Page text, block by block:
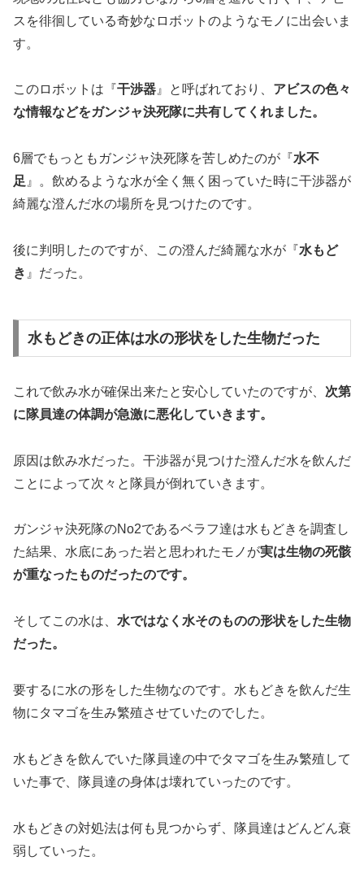
スを徘徊している奇妙なロボットのようなモノに出会いま
す。
このロボットは『干渉器 』と呼ばれており、 アビスの色々
な情報などをガンジャ決死隊に共有してくれました。
6層でもっともガンジャ決死隊を苦しめたのが『水不
足 』。飲めるような水が全く無く困っていた時に干渉器が
綺麗な澄んだ水の場所を見つけたのです。
後に判明したのですが、この澄んだ綺麗な水が『水もど
き 』だった。
水もどきの正体は水の形状をした生物だった
これで飲み水が確保出来たと安心していたのですが、 次第
に隊員達の体調が急激に悪化していきます。
原因は飲み水だった。干渉器が見つけた澄んだ水を飲んだ
ことによって次々と隊員が倒れていきます。
ガンジャ決死隊のNo2であるベラフ達は水もどきを調査し
た結果、水底にあった岩と思われたモノが実は生物の死骸
が重なったものだったのです。
そしてこの水は、 水ではなく水そのものの形状をした生物
だった。
要するに水の形をした生物なのです。水もどきを飲んだ生
物にタマゴを生み繁殖させていたのでした。
水もどきを飲んでいた隊員達の中でタマゴを生み繁殖して
いた事で、隊員達の身体は壊れていったのです。
水もどきの対処法は何も見つからず、隊員達はどんどん衰
弱していった。